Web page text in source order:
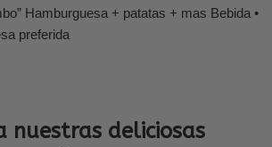
Hamburguesa + patatas + mas Bebida •
preferida
nuestras deliciosas